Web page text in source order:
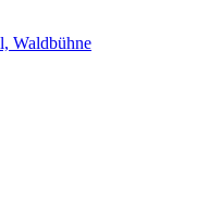
Waldbühne